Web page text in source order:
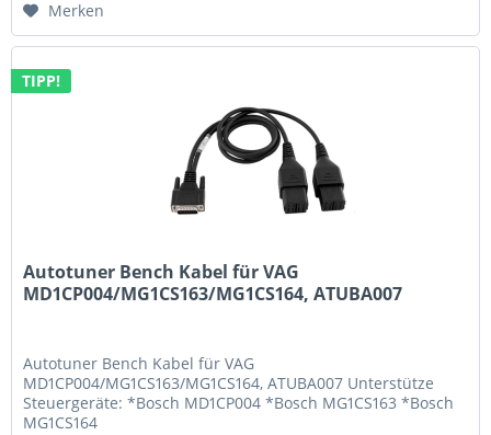
Merken
TIPP!
Autotuner Bench Kabel für VAG
MD1CP004/MG1CS163/MG1CS164, ATUBA007
Autotuner Bench Kabel für VAG
MD1CP004/MG1CS163/MG1CS164, ATUBA007 Unterstütze
Steuergeräte: *Bosch MD1CP004 *Bosch MG1CS163 *Bosch
MG1CS164